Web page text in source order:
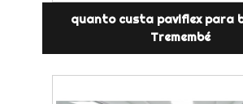
quanto custa paviflex para
Tremembé